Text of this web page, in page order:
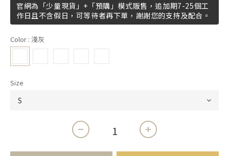
官網為「少量現貨」+「預購」模式販售，追加期7-25個工
作日且不含假日，可等待者再下單，謝謝您的支持及配合。
Color : 淺灰
Size